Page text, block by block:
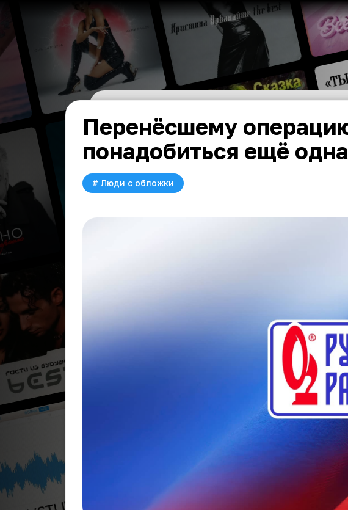
Перенёсшему
понадобиться ещё одна
# Люди с обложки